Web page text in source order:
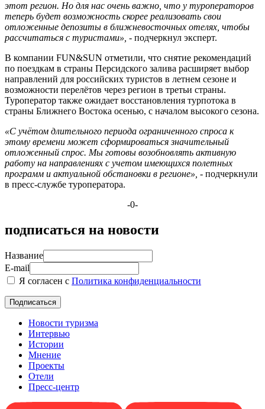
этот регион. Но для нас очень важно, что у туроператоров
теперь будет возможность скорее реализовать свои
отложенные депозиты в ближневосточных отелях, чтобы
рассчитаться с туристами», - подчеркнул эксперт.
В компании FUN&SUN отметили, что снятие рекомендаций
по поездкам в страны Персидского залива расширяет выбор
направлений для российских туристов в летнем сезоне и
возможности перелётов через регион в третьи страны.
Туроператор также ожидает восстановления турпотока в
страны Ближнего Востока осенью, с началом высокого сезона.
«С учётом длительного периода ограниченного спроса к
этому времени может сформироваться значительный
отложенный спрос. Мы готовы возобновлять активную
работу на направлениях с учетом имеющихся полетных
программ и актуальной обстановки в регионе», - подчеркнули
в пресс-службе туроператора.
-0-
подписаться на новости
Название
E-mail
Я согласен с Политика конфиденциальности
Новости туризма
Интервью
Истории
Мнение
Проекты
Отели
Пресс-центр